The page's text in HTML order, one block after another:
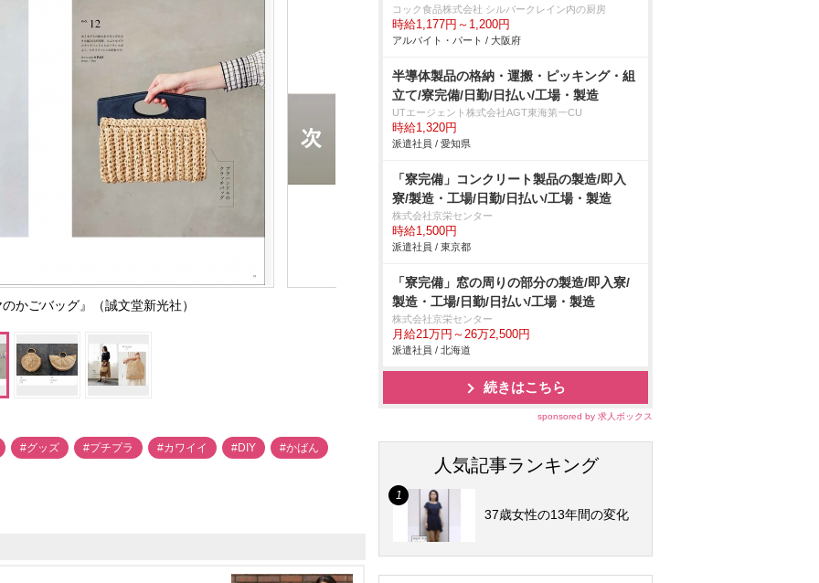
かごバッグ』（誠文堂新光社）
#グッズ #プチプラ #カワイイ #DIY #かばん
コック食品株式会社 シルバークレイン内の厨房
時給1,177円～1,200円
アルバイト・パート / 大阪府
半導体製品の格納・運搬・ピッキング・組
立て/寮完備/日勤/日払い/工場・製造
UTエージェント株式会社AGT東海第一CU
時給1,320円
派遣社員 / 愛知県
「寮完備」コンクリート製品の製造/即入
寮/製造・工場/日勤/日払い/工場・製造
株式会社京栄センター
時給1,500円
派遣社員 / 東京都
「寮完備」窓の周りの部分の製造/即入寮/
製造・工場/日勤/日払い/工場・製造
株式会社京栄センター
月給21万円～26万2,500円
派遣社員 / 北海道
続きはこちら
sponsored by 求人ボックス
人気記事ランキング
37歳女性の13年間の変化